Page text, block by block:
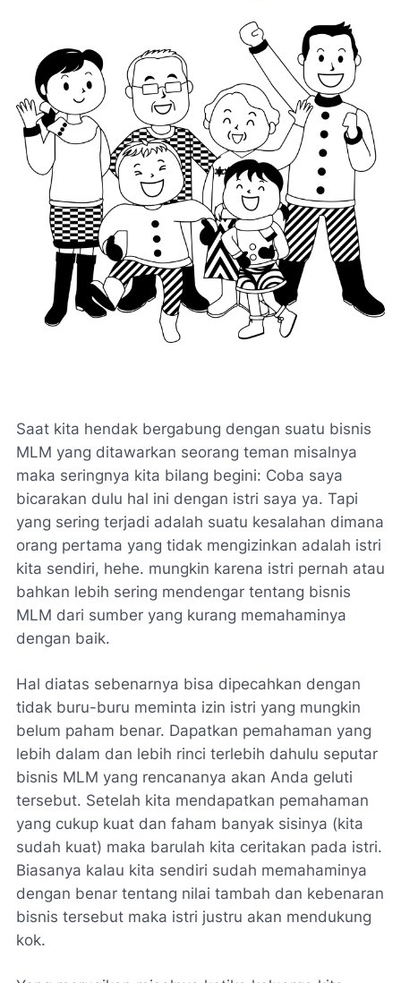
Saat kita hendak bergabung dengan suatu bisnis
MLM yang ditawarkan seorang teman misalnya
maka seringnya kita bilang begini: Coba saya
bicarakan dulu hal ini dengan istri saya ya. Tapi
yang sering terjadi adalah suatu kesalahan dimana
orang pertama yang tidak mengizinkan adalah istri
kita sendiri, hehe. mungkin karena istri pernah atau
bahkan lebih sering mendengar tentang bisnis
MLM dari sumber yang kurang memahaminya
dengan baik.
Hal diatas sebenarnya bisa dipecahkan dengan
tidak buru-buru meminta izin istri yang mungkin
belum paham benar. Dapatkan pemahaman yang
lebih dalam dan lebih rinci terlebih dahulu seputar
bisnis MLM yang rencananya akan Anda geluti
tersebut. Setelah kita mendapatkan pemahaman
yang cukup kuat dan faham banyak sisinya (kita
sudah kuat) maka barulah kita ceritakan pada istri.
Biasanya kalau kita sendiri sudah memahaminya
dengan benar tentang nilai tambah dan kebenaran
bisnis tersebut maka istri justru akan mendukung
kok.